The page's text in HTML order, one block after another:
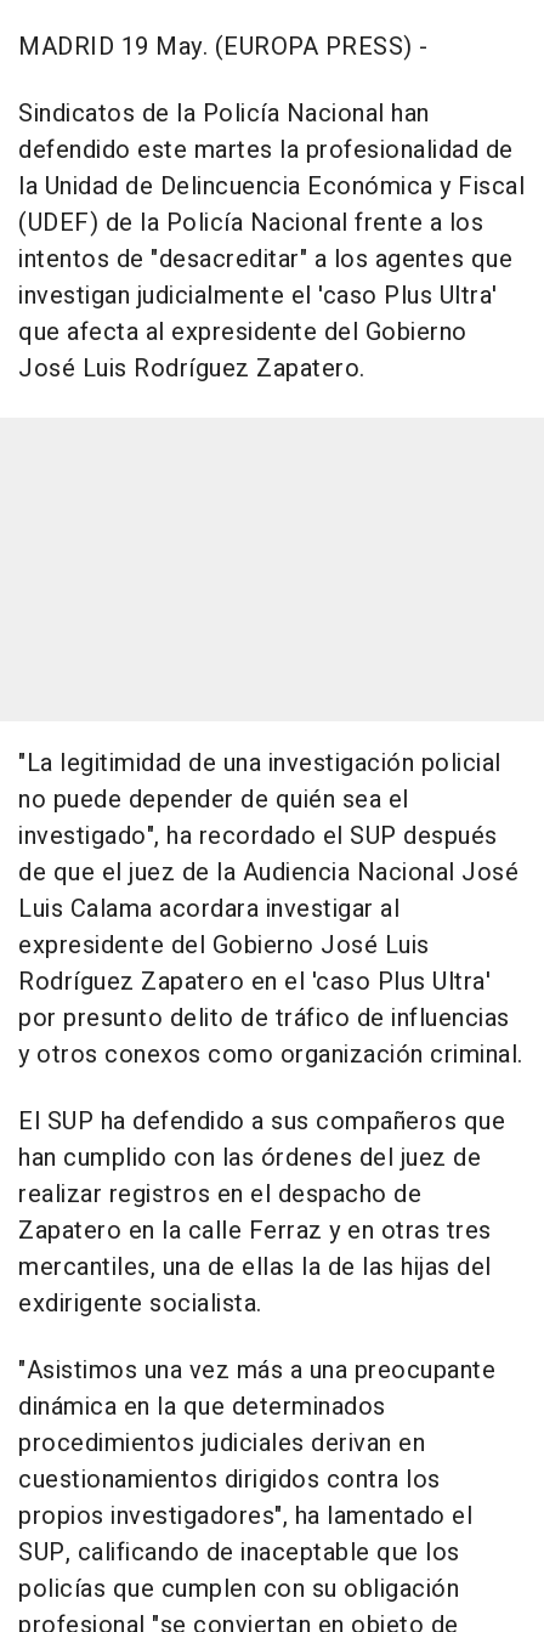
MADRID 19 May. (EUROPA PRESS) -
Sindicatos de la Policía Nacional han
defendido este martes la profesionalidad de
la Unidad de Delincuencia Económica y Fiscal
(UDEF) de la Policía Nacional frente a los
intentos de "desacreditar" a los agentes que
investigan judicialmente el 'caso Plus Ultra'
que afecta al expresidente del Gobierno
José Luis Rodríguez Zapatero.
"La legitimidad de una investigación policial
no puede depender de quién sea el
investigado", ha recordado el SUP después
de que el juez de la Audiencia Nacional José
Luis Calama acordara investigar al
expresidente del Gobierno José Luis
Rodríguez Zapatero en el 'caso Plus Ultra'
por presunto delito de tráfico de influencias
y otros conexos como organización criminal.
El SUP ha defendido a sus compañeros que
han cumplido con las órdenes del juez de
realizar registros en el despacho de
Zapatero en la calle Ferraz y en otras tres
mercantiles, una de ellas la de las hijas del
exdirigente socialista.
"Asistimos una vez más a una preocupante
dinámica en la que determinados
procedimientos judiciales derivan en
cuestionamientos dirigidos contra los
propios investigadores", ha lamentado el
SUP, calificando de inaceptable que los
policías que cumplen con su obligación